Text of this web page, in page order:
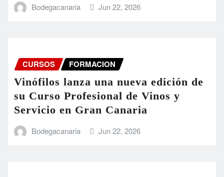
Bodegacanaria Jun 22, 2026
CURSOS FORMACION
Vinófilos lanza una nueva edición de
su Curso Profesional de Vinos y
Servicio en Gran Canaria
Bodegacanaria Jun 22, 2026